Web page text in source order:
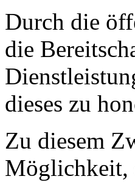
Durch die
die
dieses zu
Zu diesem
Möglichkeit,